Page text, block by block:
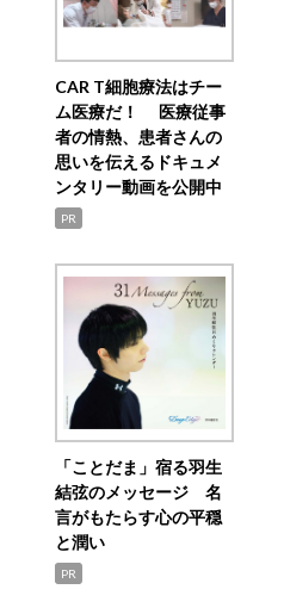
CAR T細胞療法はチー
ム医療だ！ 医療従事
者の情熱、患者さんの
思いを伝えるドキュメ
ンタリー動画を公開中
PR
「ことだま」宿る羽生
結弦のメッセージ 名
言がもたらす心の平穏
と潤い
PR